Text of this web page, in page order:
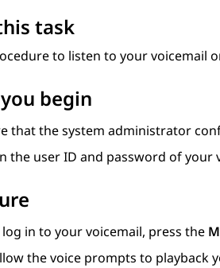
task
to listen to your voicemail
begin
that the system administrator
the user ID and password of
log in to your voicemail, press the
the voice prompts to playback